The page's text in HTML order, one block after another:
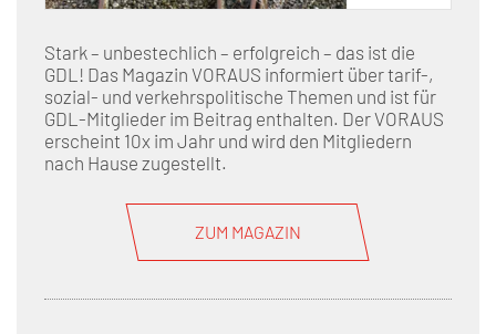
Stark – unbestechlich – erfolgreich – das ist die
GDL! Das Magazin VORAUS informiert über tarif-,
sozial- und verkehrspolitische Themen und ist für
GDL-Mitglieder im Beitrag enthalten. Der VORAUS
erscheint 10x im Jahr und wird den Mitgliedern
nach Hause zugestellt.
ZUM MAGAZIN